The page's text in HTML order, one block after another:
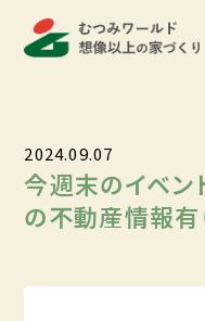
2024.09.07
今週末のイベ
の不動産情報有